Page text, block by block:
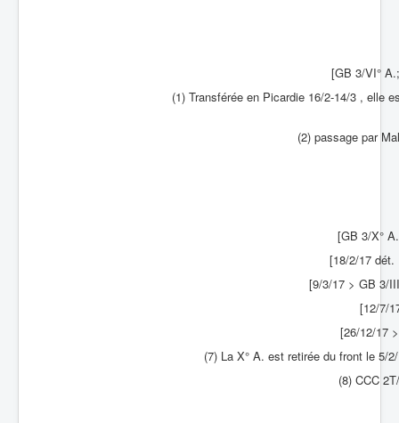
[GB 3/VI°
(1) Transférée en Picardie 16/2-14/3 , elle
(2) passage par
[GB 3/X°
[18/2/17 dét.
[9/3/17 > GB 3/
[12/7/
[26/12/17
(7) La X° A. est retirée du front le 5/
(8) CCC